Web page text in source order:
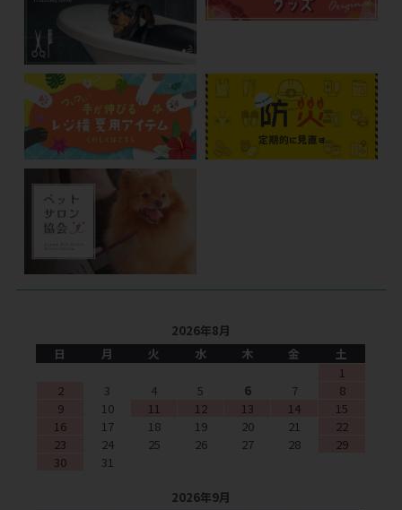
2026年8月
日
月 火 水 木 金
土
1
2
3 4 5 6 7
8
9
10 11 12 13 14
15
16
17 18 19 20 21
22
23
24 25 26 27 28
29
30
31
2026年9月